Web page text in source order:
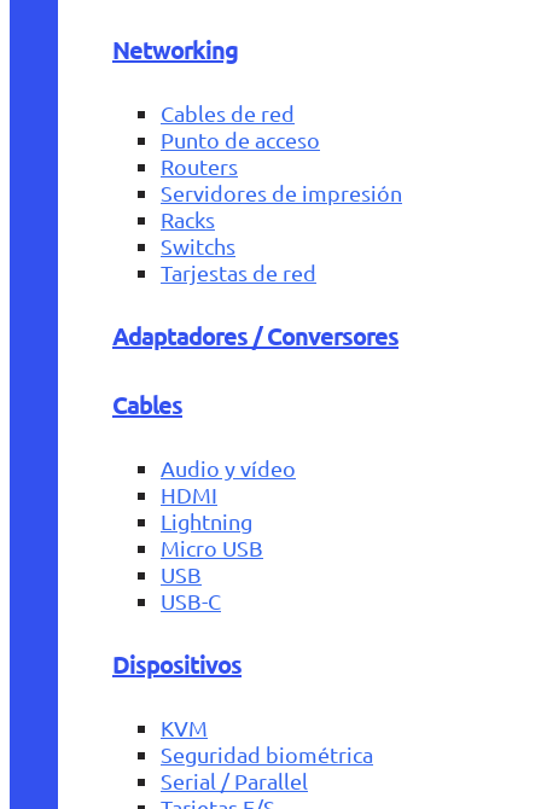
Networking
Cables de red
Punto de acceso
Routers
Servidores de impresión
Racks
Switchs
Tarjestas de red
Adaptadores / Conversores
Cables
Audio y vídeo
HDMI
Lightning
Micro USB
USB
USB-C
Dispositivos
KVM
Seguridad biométrica
Serial / Parallel